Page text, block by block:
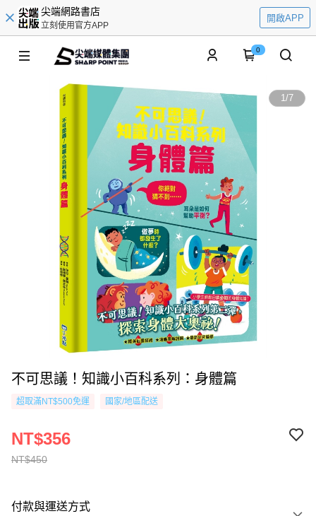
尖端網路書店
立刻使用官方APP
開啟APP
0
1/7
不可思議！知識小百科系列：身體篇
超取滿NT$500免運 國家/地區配送
NT$450
NT$356
付款與運送方式